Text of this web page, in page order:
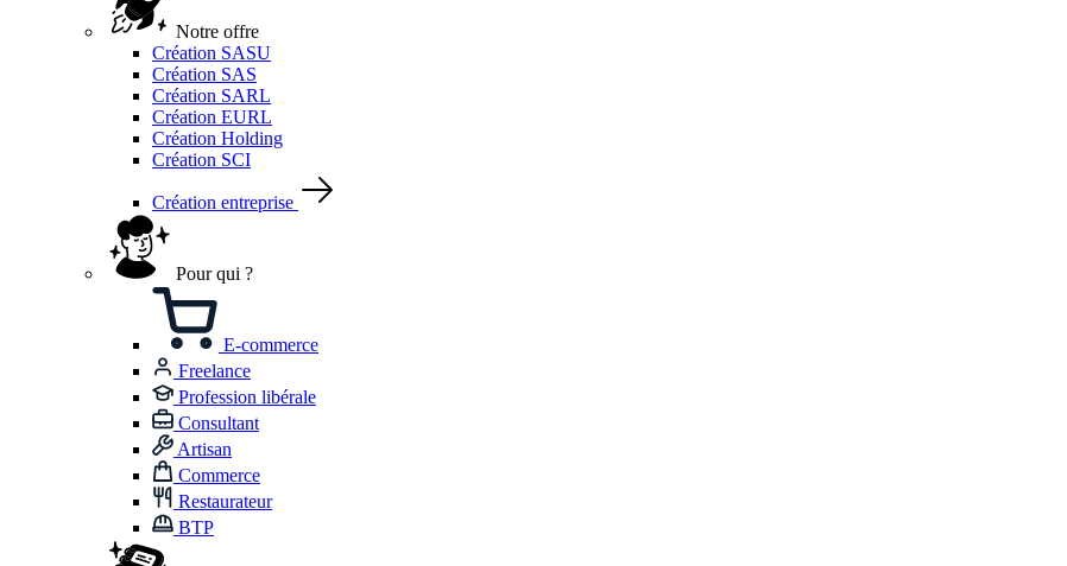
Notre offre
Création SASU
Création SAS
Création SARL
Création EURL
Création Holding
Création SCI
Création entreprise
Pour qui ?
E-commerce
Freelance
Profession libérale
Consultant
Artisan
Commerce
Restaurateur
BTP